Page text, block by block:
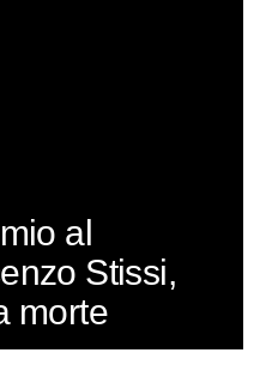
al
Stissi,
morte